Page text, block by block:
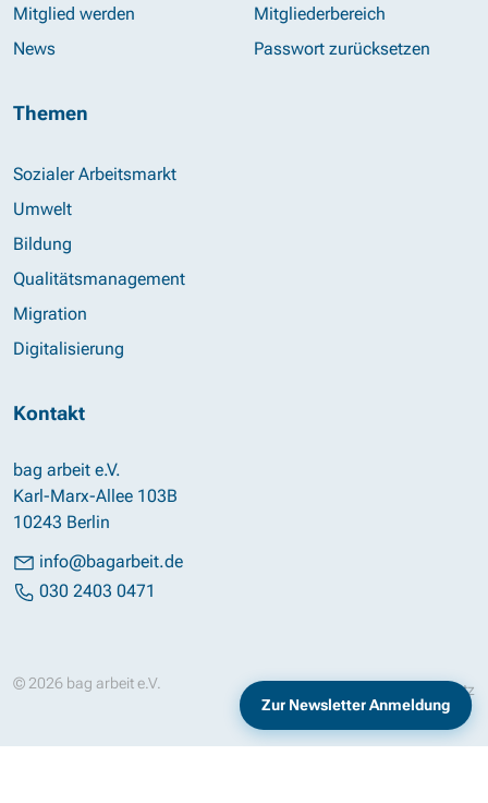
Mitglied werden
News
Mitgliederbereich
Passwort zurücksetzen
Themen
Sozialer Arbeitsmarkt
Umwelt
Bildung
Qualitätsmanagement
Migration
Digitalisierung
Kontakt
bag arbeit e.V.
Karl-Marx-Allee 103B
10243 Berlin
info@bagarbeit.de
030 2403 0471
© 2026 bag arbeit e.V. Datenschutz
Zur Newsletter Anmeldung